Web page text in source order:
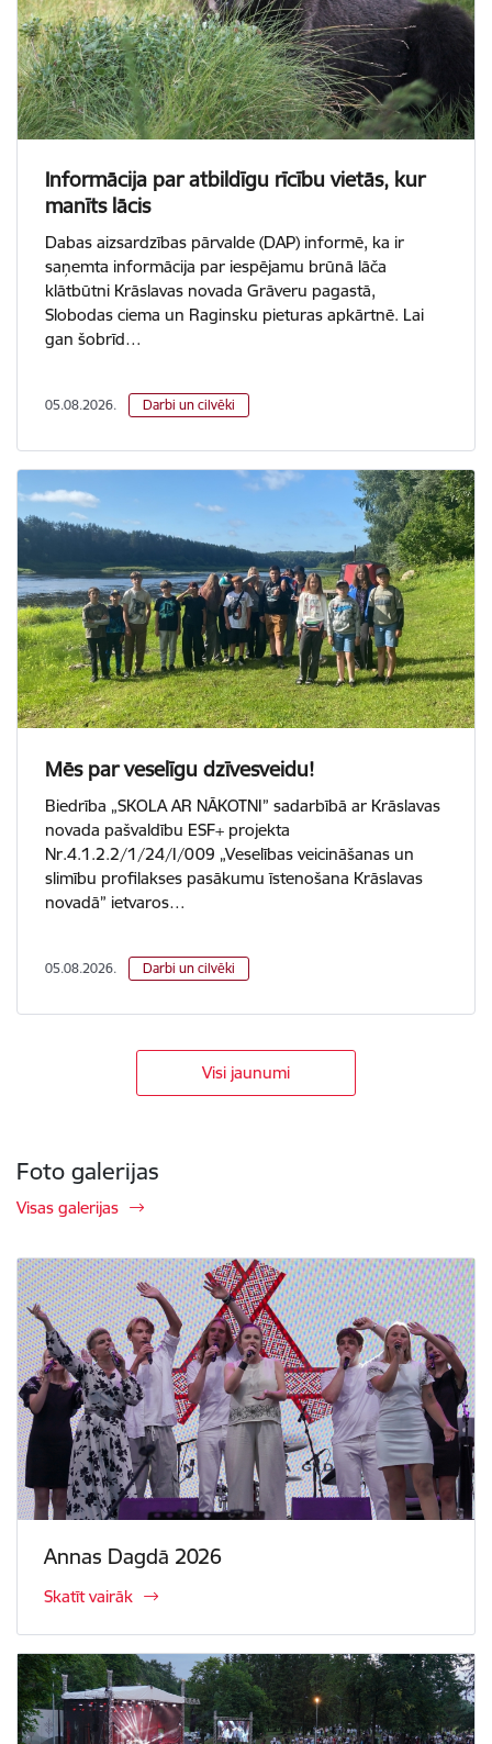
Informācija par atbildīgu rīcību vietās, kur
manīts lācis
Dabas aizsardzības pārvalde (DAP) informē, ka ir
saņemta informācija par iespējamu brūnā lāča
klātbūtni Krāslavas novada Grāveru pagastā,
Slobodas ciema un Raginsku pieturas apkārtnē. Lai
gan šobrīd…
05.08.2026. Darbi un cilvēki
Mēs par veselīgu dzīvesveidu!
Biedrība „SKOLA AR NĀKOTNI” sadarbībā ar Krāslavas
novada pašvaldību ESF+ projekta
Nr.4.1.2.2/1/24/I/009 „Veselības veicināšanas un
slimību profilakses pasākumu īstenošana Krāslavas
novadā” ietvaros…
05.08.2026. Darbi un cilvēki
Visi jaunumi
Foto galerijas
Visas galerijas
Annas Dagdā 2026
Skatīt vairāk